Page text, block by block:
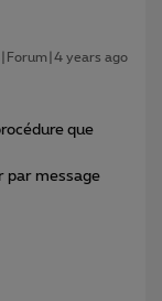
years ago
que
par message